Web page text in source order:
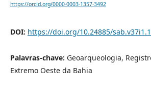
https://orcid.org/0000-0003-1357-3492
DOI: https://doi.org/10.24885/
Palavras-chave: Geoarqueologia,
Extremo Oeste da Bahia